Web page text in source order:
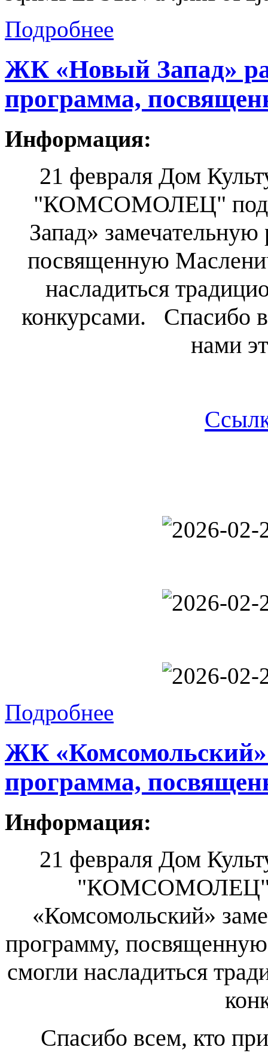
Подробнее
ЖК «Новый Запад»
программа,
Информация:
21 февраля Дом
"КОМСОМОЛЕЦ"
Запад»
посвященную
насладиться
конкурсами. Спасибо
нами
Подробнее
ЖК «Комсомольский»
программа,
Информация:
21 февраля Дом
"КОМСОМОЛЕЦ"
«Комсомольский»
программу,
смогли насладиться
Спасибо всем, кто